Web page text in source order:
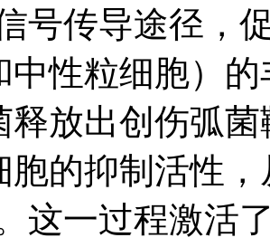
号传导途径，
中性粒细胞）
释放出创伤弧
胞的抑制活性
这一过程激活